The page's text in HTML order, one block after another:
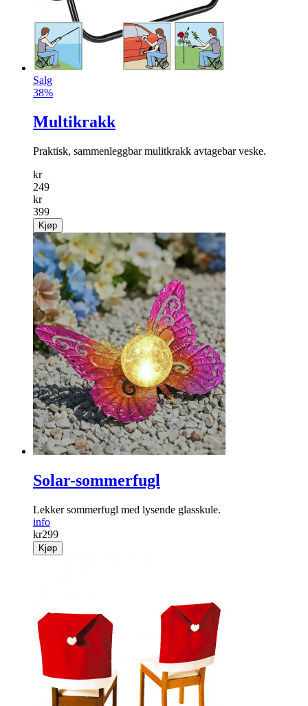
Salg
38%
Multikrakk
Praktisk, sammenleggbar mulitkrakk avtagebar veske.
kr
249
kr
399
Kjøp
Solar-sommerfugl
Lekker sommer­fugl med lysende glasskule.
info
kr299
Kjøp